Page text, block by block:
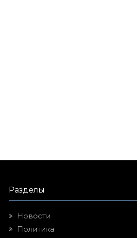
Разделы
Новости
Политика